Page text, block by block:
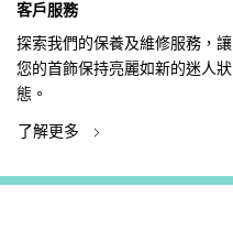
客戶服務
探索我們的保養及維修服務，讓
您的首飾保持亮麗如新的迷人狀
態。
了解更多